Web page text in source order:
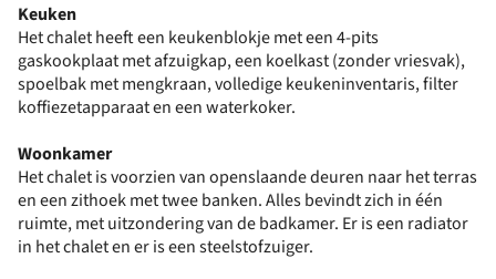
Keuken
Het chalet heeft een keukenblokje met een 4-pits
gaskookplaat met afzuigkap, een koelkast (zonder vriesvak),
spoelbak met mengkraan, volledige keukeninventaris, filter
koffiezetapparaat en een waterkoker.
Woonkamer
Het chalet is voorzien van openslaande deuren naar het terras
en een zithoek met twee banken. Alles bevindt zich in één
ruimte, met uitzondering van de badkamer. Er is een radiator
in het chalet en er is een steelstofzuiger.